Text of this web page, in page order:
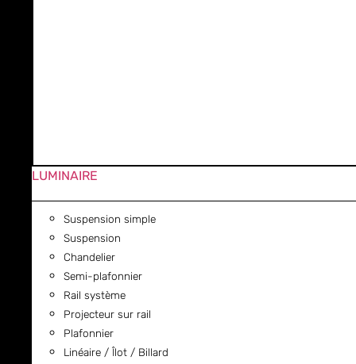
LUMINAIRE
Suspension simple
Suspension
Chandelier
Semi-plafonnier
Rail système
Projecteur sur rail
Plafonnier
Linéaire / Îlot / Billard